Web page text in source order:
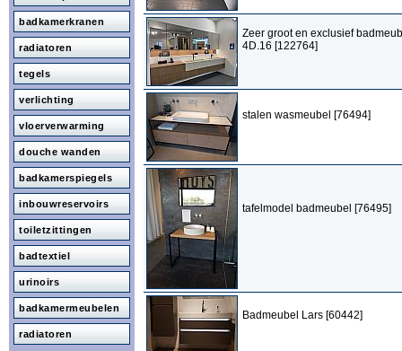
badkamerkranen
radiatoren
tegels
verlichting
vloerverwarming
douche wanden
badkamerspiegels
inbouwreservoirs
toiletzittingen
badtextiel
urinoirs
badkamermeubelen
radiatoren
Zeer groot en exclusief
4D.16 [122764]
stalen wasmeubel [76494]
tafelmodel badmeubel [76495]
Badmeubel Lars [60442]